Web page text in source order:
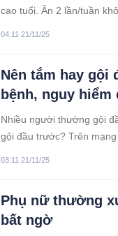
cao tuổi. Ăn 2 lần/tuần
04:11 21/11/25
Nên tắm hay
bệnh, nguy hiểm
Nhiều người thường gội
gội đầu trước? Trên
03:11 21/11/25
Phụ nữ thường
bất ngờ